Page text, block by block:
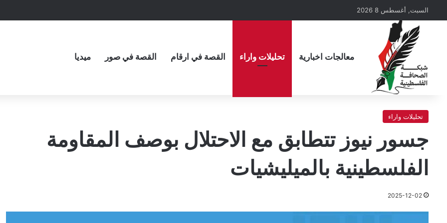
السبت, أغسطس 8 2026
معالجات اخبارية تحليلات واراء القصة في ارقام القصة في صور ميديا
تحليلات واراء
جسور نيوز تتطابق مع الاحتلال بوصف المقاومة
الفلسطينية بالميليشيات
2025-12-02